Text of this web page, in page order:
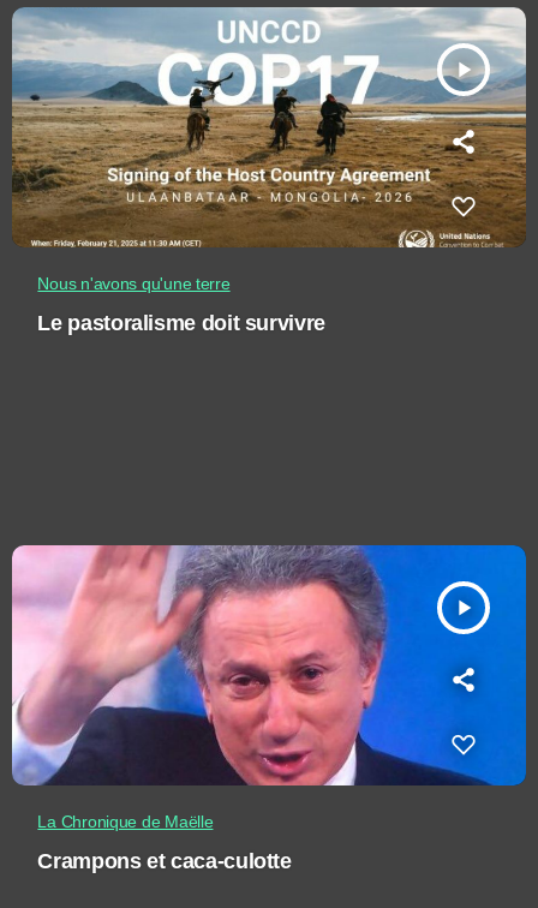
play_arrow
Nous n'avons qu'une terre
Le pastoralisme doit survivre
play_arrow
La Chronique de Maëlle
Crampons et caca-culotte